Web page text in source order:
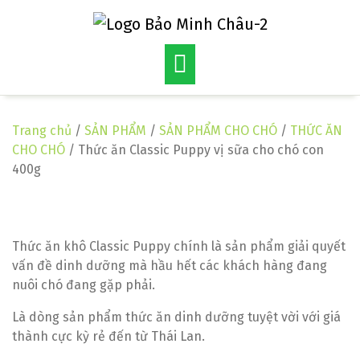
Trang chủ / SẢN PHẨM / SẢN PHẨM CHO CHÓ / THỨC ĂN
CHO CHÓ / Thức ăn Classic Puppy vị sữa cho chó con
400g
Thức ăn khô Classic Puppy chính là sản phẩm giải quyết
vấn đề dinh dưỡng mà hầu hết các khách hàng đang
nuôi chó đang gặp phải.
Là dòng sản phẩm thức ăn dinh dưỡng tuyệt vời với giá
thành cực kỳ rẻ đến từ Thái Lan.